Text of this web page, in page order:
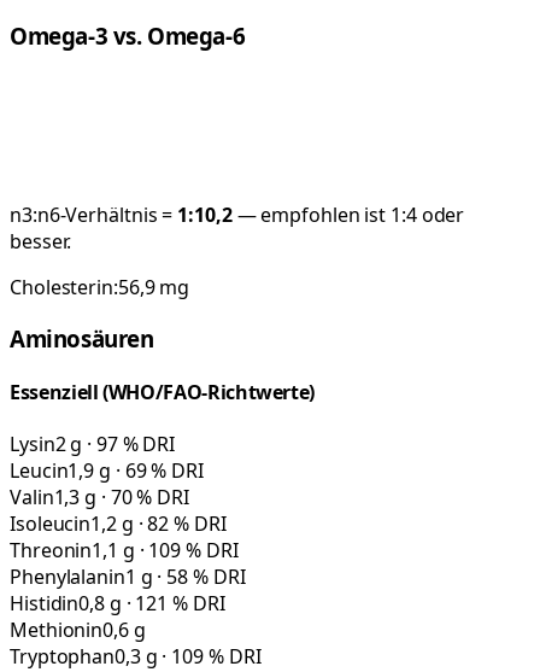
Omega-3 vs. Omega-6
n3:n6-Verhältnis = 1:10,2— empfohlen ist 1:4 oder
besser.
Cholesterin:56,9mg
Aminosäuren
Essenziell (WHO/FAO-Richtwerte)
Lysin2 g · 97 % DRI
Leucin1,9 g · 69 % DRI
Valin1,3 g · 70 % DRI
Isoleucin1,2 g · 82 % DRI
Threonin1,1 g · 109 % DRI
Phenylalanin1 g · 58 % DRI
Histidin0,8 g · 121 % DRI
Methionin0,6 g
Tryptophan0,3 g · 109 % DRI